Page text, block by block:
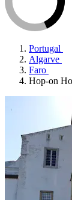
Portugal
Algarve
Faro
Hop-on